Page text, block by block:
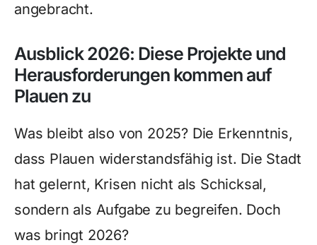
angebracht.
Ausblick 2026: Diese Projekte und
Herausforderungen kommen auf
Plauen zu
Was bleibt also von 2025? Die Erkenntnis,
dass Plauen widerstandsfähig ist. Die Stadt
hat gelernt, Krisen nicht als Schicksal,
sondern als Aufgabe zu begreifen. Doch
was bringt 2026?